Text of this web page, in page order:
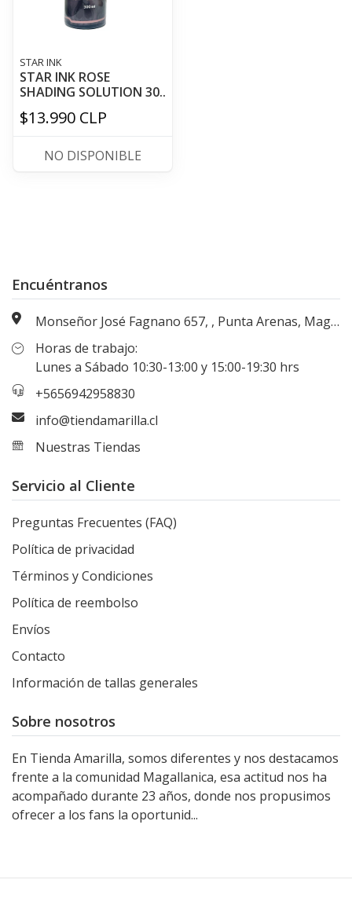
STAR INK
STAR INK ROSE
SHADING SOLUTION 30..
$13.990 CLP
NO DISPONIBLE
Encuéntranos
Monseñor José Fagnano 657, , Punta Arenas, Magallanes, Chile
Horas de trabajo:
Lunes a Sábado 10:30-13:00 y 15:00-19:30 hrs
+5656942958830
info@tiendamarilla.cl
Nuestras Tiendas
Servicio al Cliente
Preguntas Frecuentes (FAQ)
Política de privacidad
Términos y Condiciones
Política de reembolso
Envíos
Contacto
Información de tallas generales
Sobre nosotros
En Tienda Amarilla, somos diferentes y nos destacamos
frente a la comunidad Magallanica, esa actitud nos ha
acompañado durante 23 años, donde nos propusimos
ofrecer a los fans la oportunid...